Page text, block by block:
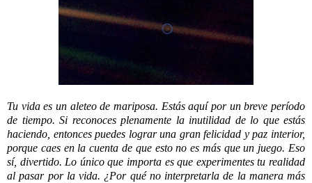
Tu vida es un aleteo de mariposa. Estás aquí por un breve período
de tiempo. Si reconoces plenamente la inutilidad de lo que estás
haciendo, entonces puedes lograr una gran felicidad y paz interior,
porque caes en la cuenta de que esto no es más que un juego. Eso
sí, divertido. Lo único que importa es que experimentes tu realidad
al pasar por la vida. ¿Por qué no interpretarla de la manera más